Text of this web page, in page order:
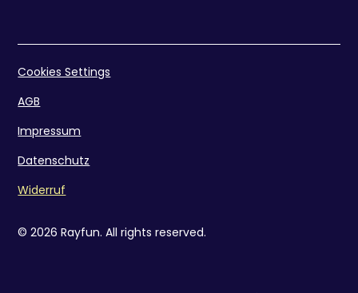
© 2026 Rayfun. All rights reserved.
Cookies Settings
AGB
Impressum
Datenschutz
Widerruf